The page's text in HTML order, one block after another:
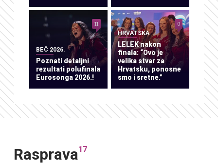
BEČ 2026.
Poznati detaljni
rezultati polufinala
Eurosonga 2026.!
11
HRVATSKA
LELEK nakon
finala: “Ovo je
velika stvar za
Hrvatsku, ponosne
smo i sretne.”
0
Rasprava17